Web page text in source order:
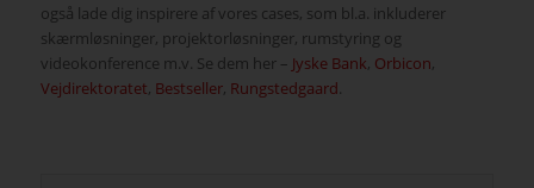
også lade dig inspirere af vores cases, som bl.a. inkluderer
skærmløsninger, projektorløsninger, rumstyring og
videokonference m.v. Se dem her – Jyske Bank, Orbicon,
Vejdirektoratet, Bestseller, Rungstedgaard.